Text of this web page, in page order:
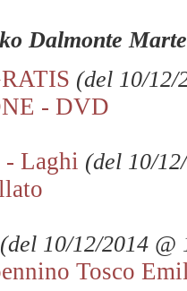
Dalmonte
(del 10/12/
- DVD
Laghi (del 10/
(del 10/12/2014
Tosco